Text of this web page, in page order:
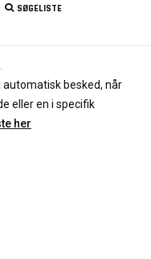
SØGELISTE
besked, når
eller en i specifik
her